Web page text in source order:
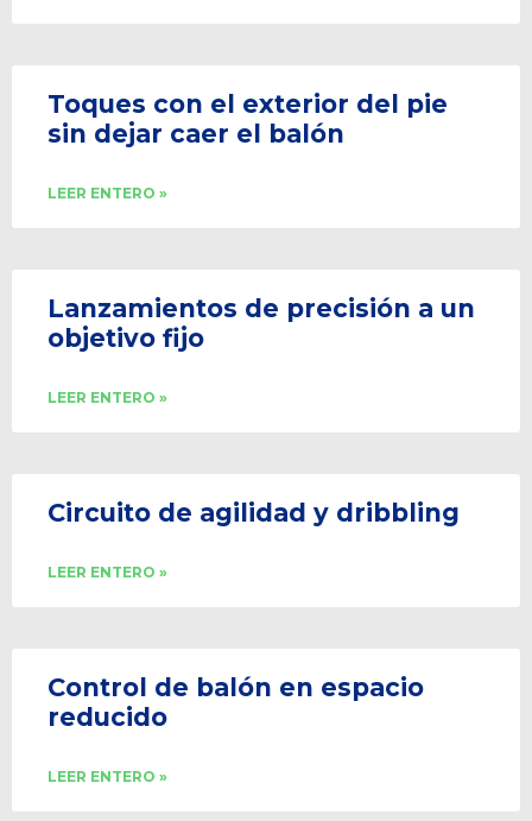
Toques con el exterior del pie
sin dejar caer el balón
LEER ENTERO »
Lanzamientos de precisión a un
objetivo fijo
LEER ENTERO »
Circuito de agilidad y dribbling
LEER ENTERO »
Control de balón en espacio
reducido
LEER ENTERO »